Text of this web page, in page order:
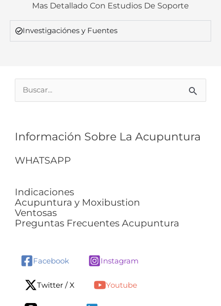
Mas Detallado Con Estudios De Soporte
Investigaciónes y Fuentes
Buscar
Información Sobre La Acupuntura
WHATSAPP
Indicaciones
Acupuntura y Moxibustion
Ventosas
Preguntas Frecuentes Acupuntura
Facebook Instagram
Twitter / X Youtube